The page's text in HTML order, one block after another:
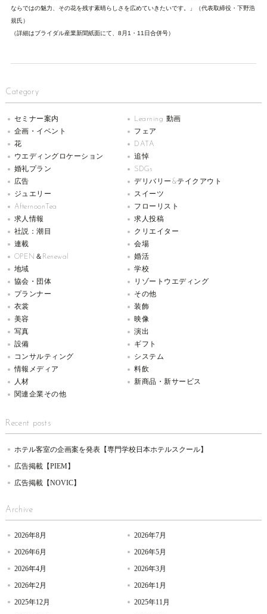
ならではの魅力、その花を残す素晴らしさを広めていきたいです。」（代表取締役・下野浩
規氏）
（詳細はブライダル産業新聞紙面にて、8月1・11日合併号）
Category
セミナー案内
Learning 動画
企画・イベント
フェア
花
DATA
ウエディングロケーション
追悼
婚礼プラン
SDGs
広告
デリバリー&テイクアウト
ジュエリー
スイーツ
AfternoonTea
フローリスト
求人情報
求人投稿
社説：潮目
クリエイター
連載
会場
OPEN＆Renewal
婚活
地域
学校
協会・団体
リゾートウエディング
プランナー
その他
衣裳
装飾
美容
映像
写真
演出
設備
ギフト
コンサルティング
システム
情報メディア
料飲
人材
新商品・新サービス
関連企業その他
Recent posts
ホテル客室の企画案を発表【専門学校日本ホテルスクール】
広告掲載【PIEM】
広告掲載【NOVIC】
Archive
2026年8月
2026年7月
2026年6月
2026年5月
2026年4月
2026年3月
2026年2月
2026年1月
2025年12月
2025年11月